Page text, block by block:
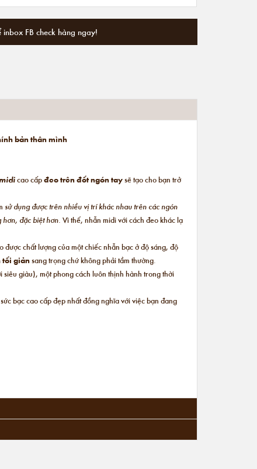
inbox FB check hàng ngay!
bản thân mình
cao cấpđeo trên đốt ngón taysẽ tạo cho bạn trở
sử dụng được trên nhiều vị trí khác nhau trên các ngón
hơn, đặc biệt hơn.Vì thế, nhẫn midi với cách đeo khác lạ
chất lượng của một chiếc nhẫn bạc ở độ sáng, độ
tối giảnsang trọng chứ không phải tầm thường.
giàu), một phong cách luôn thịnh hành trong thời
bạc cao cấp đẹp nhất đồng nghĩa với việc bạn đang